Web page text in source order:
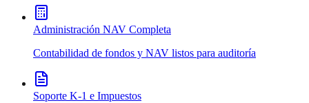
Administración NAV Completa
Contabilidad de fondos y NAV listos para auditoría
Soporte K-1 e Impuestos